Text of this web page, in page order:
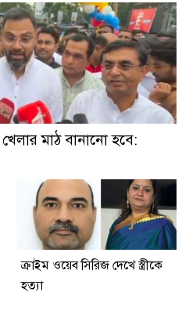
মাঠ বানানো হবে:
ক্রাইম ওয়েব সিরিজ দেখে স্ত্রীকে
হত্যা